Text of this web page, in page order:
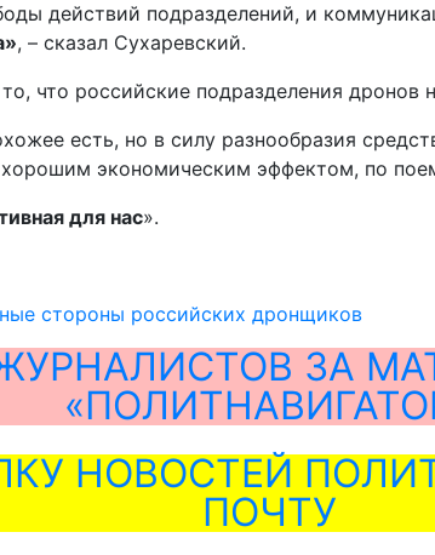
действий подразделений, и
, – сказал Сухаревский.
что российские подразделения дронов
есть, но в силу разнообразия
экономическим эффектом, по
для нас».
стороны российских дронщиков
ЗА
НОВОСТЕЙ
ПОЧТУ